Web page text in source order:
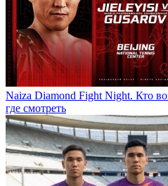
Naiza Diamond Fight Night. Кто
где смотреть